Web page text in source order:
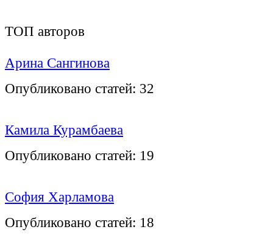
ТОП авторов
Арина Сангинова
Опубликовано статей: 32
Камила Курамбаева
Опубликовано статей: 19
София Харламова
Опубликовано статей: 18